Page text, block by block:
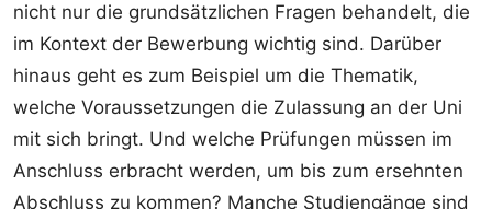
nicht nur die grundsätzlichen Fragen behandelt, die
im Kontext der Bewerbung wichtig sind. Darüber
hinaus geht es zum Beispiel um die Thematik,
welche Voraussetzungen die Zulassung an der Uni
mit sich bringt. Und welche Prüfungen müssen im
Anschluss erbracht werden, um bis zum ersehnten
Abschluss zu kommen? Manche Studiengänge sind